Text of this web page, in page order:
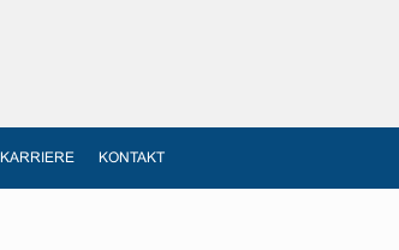
KARRIERE KONTAKT